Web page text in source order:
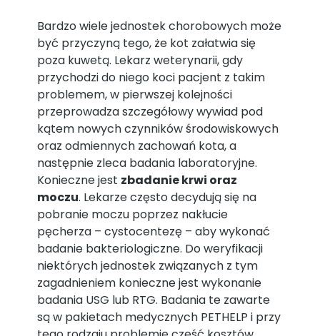
Bardzo wiele jednostek chorobowych może
być przyczyną tego, że kot załatwia się
poza kuwetą. Lekarz weterynarii, gdy
przychodzi do niego koci pacjent z takim
problemem, w pierwszej kolejności
przeprowadza szczegółowy wywiad pod
kątem nowych czynników środowiskowych
oraz odmiennych zachowań kota, a
następnie zleca badania laboratoryjne.
Konieczne jest zbadanie krwi oraz
moczu. Lekarze często decydują się na
pobranie moczu poprzez nakłucie
pęcherza – cystocentezę – aby wykonać
badanie bakteriologiczne. Do weryfikacji
niektórych jednostek związanych z tym
zagadnieniem konieczne jest wykonanie
badania USG lub RTG. Badania te zawarte
są w pakietach medycznych PETHELP i przy